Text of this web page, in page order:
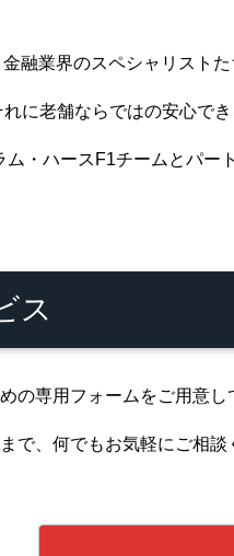
融業界のスペシャリスト
に老舗ならではの安心でき
・ハースF1チームとパ
ス
の専用フォームをご用意し
で、何でもお気軽にご相談